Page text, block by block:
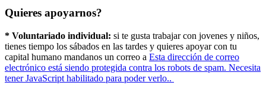
Quieres apoyarnos?
* Voluntariado individual: si te gusta trabajar con jovenes y niños,
tienes tiempo los sábados en las tardes y quieres apoyar con tu
capital humano mandanos un correo a Esta dirección de correo
electrónico está siendo protegida contra los robots de spam. Necesita
tener JavaScript habilitado para poder verlo..